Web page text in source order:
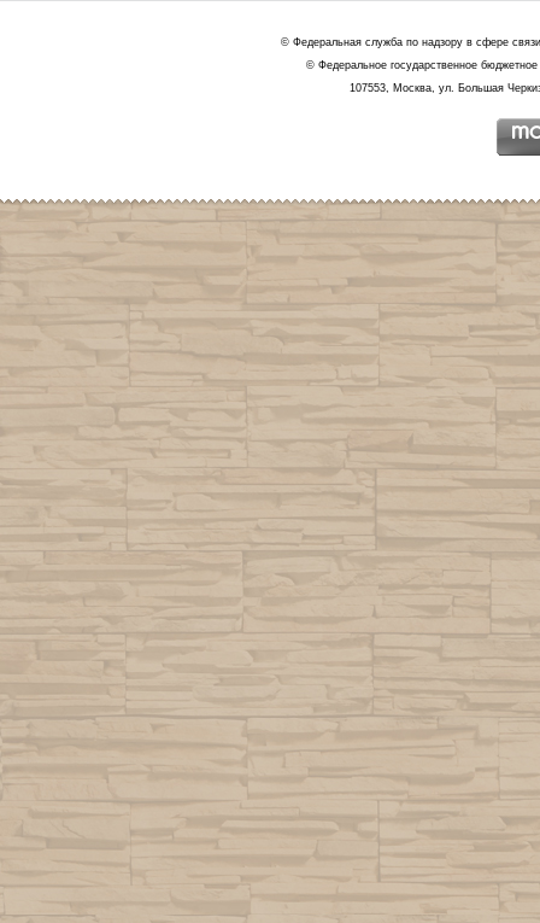
© Федеральная служба по надзору в сфере
© Федеральное государственное
107553, Москва, ул. Большая